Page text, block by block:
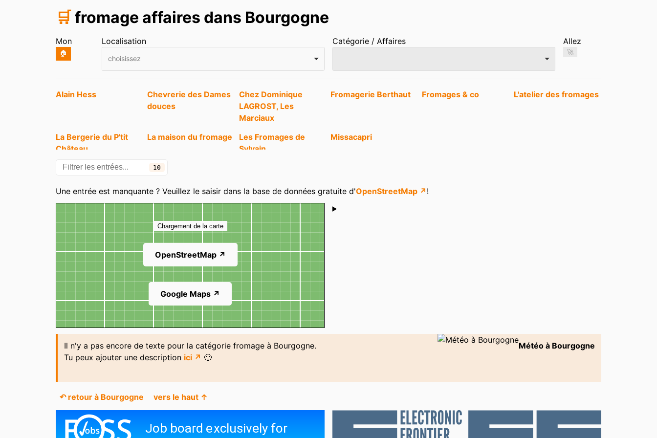
🛒fromage affaires dans Bourgogne
Mon
🏠
Localisation
choisissez
Catégorie / Affaires Allez
🚀
Entrées
Alain Hess
Chevrerie des Dames
douces
Chez Dominique
LAGROST, Les
Marciaux
Fromagerie Berthaut Fromages & co L'atelier des fromages
La Bergerie du P'tit
Château
La maison du fromage
Les Fromages de
Sylvain
Missacapri
10
Une entrée est manquante ? Veuillez le saisir dans la base de données gratuite d'OpenStreetMap ↗ !
Carte
Chargement de la carte
OpenStreetMap ↗
Google Maps ↗
Shoutbox
Il n'y a pas encore de texte pour la catégorie fromage à Bourgogne.
Tu peux ajouter une description ici ↗ 🙂
Météo à Bourgogne
↶ retour à Bourgogne vers le haut ↑